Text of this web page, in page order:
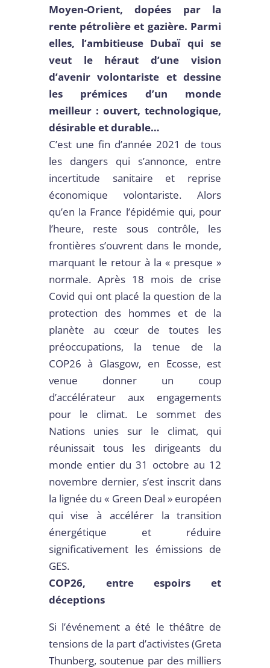
Moyen-Orient, dopées par la
rente pétrolière et gazière. Parmi
elles, l’ambitieuse Dubaï qui se
veut le héraut d’une vision
d’avenir volontariste et dessine
les prémices d’un monde
meilleur : ouvert, technologique,
désirable et durable…
C’est une fin d’année 2021 de tous
les dangers qui s’annonce, entre
incertitude sanitaire et reprise
économique volontariste. Alors
qu’en la France l’épidémie qui, pour
l’heure, reste sous contrôle, les
frontières s’ouvrent dans le monde,
marquant le retour à la « presque »
normale. Après 18 mois de crise
Covid qui ont placé la question de la
protection des hommes et de la
planète au cœur de toutes les
préoccupations, la tenue de la
COP26 à Glasgow, en Ecosse, est
venue donner un coup
d’accélérateur aux engagements
pour le climat. Le sommet des
Nations unies sur le climat, qui
réunissait tous les dirigeants du
monde entier du 31 octobre au 12
novembre dernier, s’est inscrit dans
la lignée du « Green Deal » européen
qui vise à accélérer la transition
énergétique et réduire
significativement les émissions de
GES.
COP26, entre espoirs et
déceptions
Si l’événement a été le théâtre de
tensions de la part d’activistes (Greta
Thunberg, soutenue par des milliers